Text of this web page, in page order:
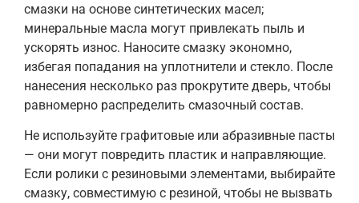
смазки на основе синтетических масел;
минеральные масла могут привлекать пыль и
ускорять износ. Наносите смазку экономно,
избегая попадания на уплотнители и стекло. После
нанесения несколько раз прокрутите дверь, чтобы
равномерно распределить смазочный состав.
Не используйте графитовые или абразивные пасты
— они могут повредить пластик и направляющие.
Если ролики с резиновыми элементами, выбирайте
смазку, совместимую с резиной, чтобы не вызвать